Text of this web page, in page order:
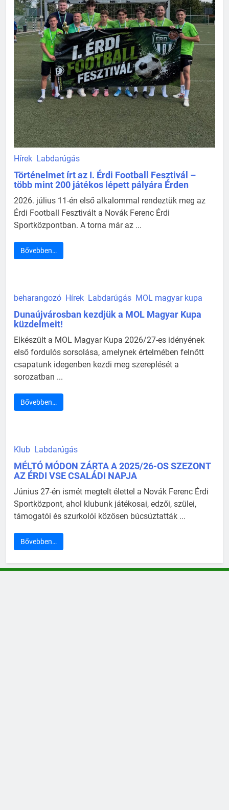
Hírek Labdarúgás
Történelmet írt az I. Érdi Football Fesztivál –
több mint 200 játékos lépett pályára Érden
2026. július 11-én első alkalommal rendeztük meg az
Érdi Football Fesztivált a Novák Ferenc Érdi
Sportközpontban. A torna már az ...
Bővebben…
beharangozó Hírek Labdarúgás MOL magyar kupa
Dunaújvárosban kezdjük a MOL Magyar Kupa
küzdelmeit!
Elkészült a MOL Magyar Kupa 2026/27-es idényének
első fordulós sorsolása, amelynek értelmében felnőtt
csapatunk idegenben kezdi meg szereplését a
sorozatban ...
Bővebben…
Klub Labdarúgás
MÉLTÓ MÓDON ZÁRTA A 2025/26-OS SZEZONT
AZ ÉRDI VSE CSALÁDI NAPJA
Június 27-én ismét megtelt élettel a Novák Ferenc Érdi
Sportközpont, ahol klubunk játékosai, edzői, szülei,
támogatói és szurkolói közösen búcsúztatták ...
Bővebben…